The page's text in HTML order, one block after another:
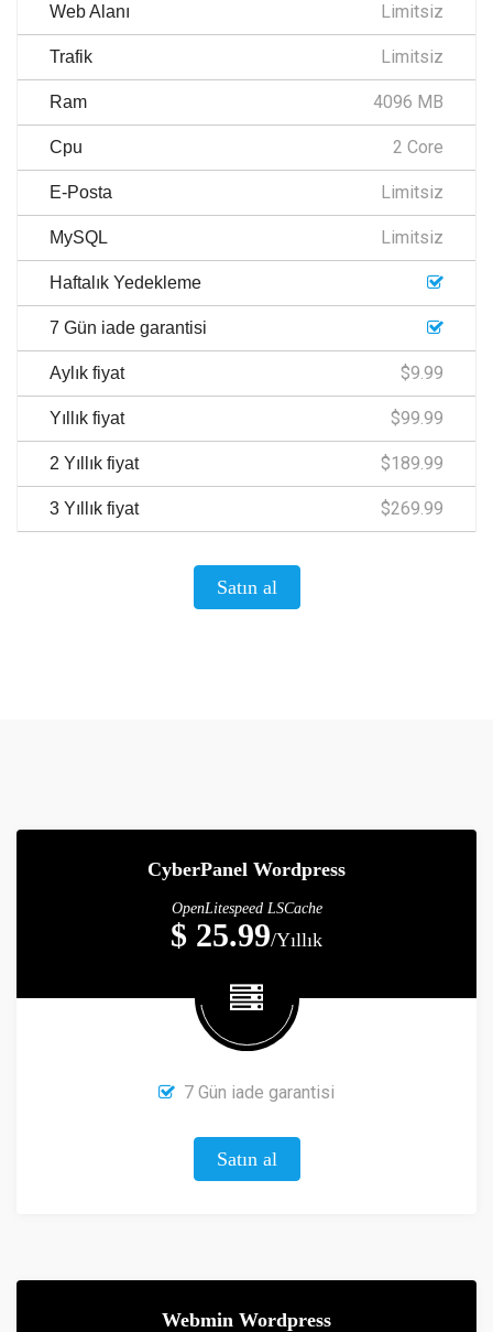
Web Alanı Limitsiz
Trafik Limitsiz
Ram 4096 MB
Cpu 2 Core
E-Posta Limitsiz
MySQL Limitsiz
Haftalık Yedekleme
7 Gün iade garantisi
Aylık fiyat $9.99
Yıllık fiyat $99.99
2 Yıllık fiyat $189.99
3 Yıllık fiyat $269.99
Satın al
CyberPanel Wordpress
OpenLitespeed LSCache
$ 25.99/Yıllık
7 Gün iade garantisi
Satın al
Webmin Wordpress